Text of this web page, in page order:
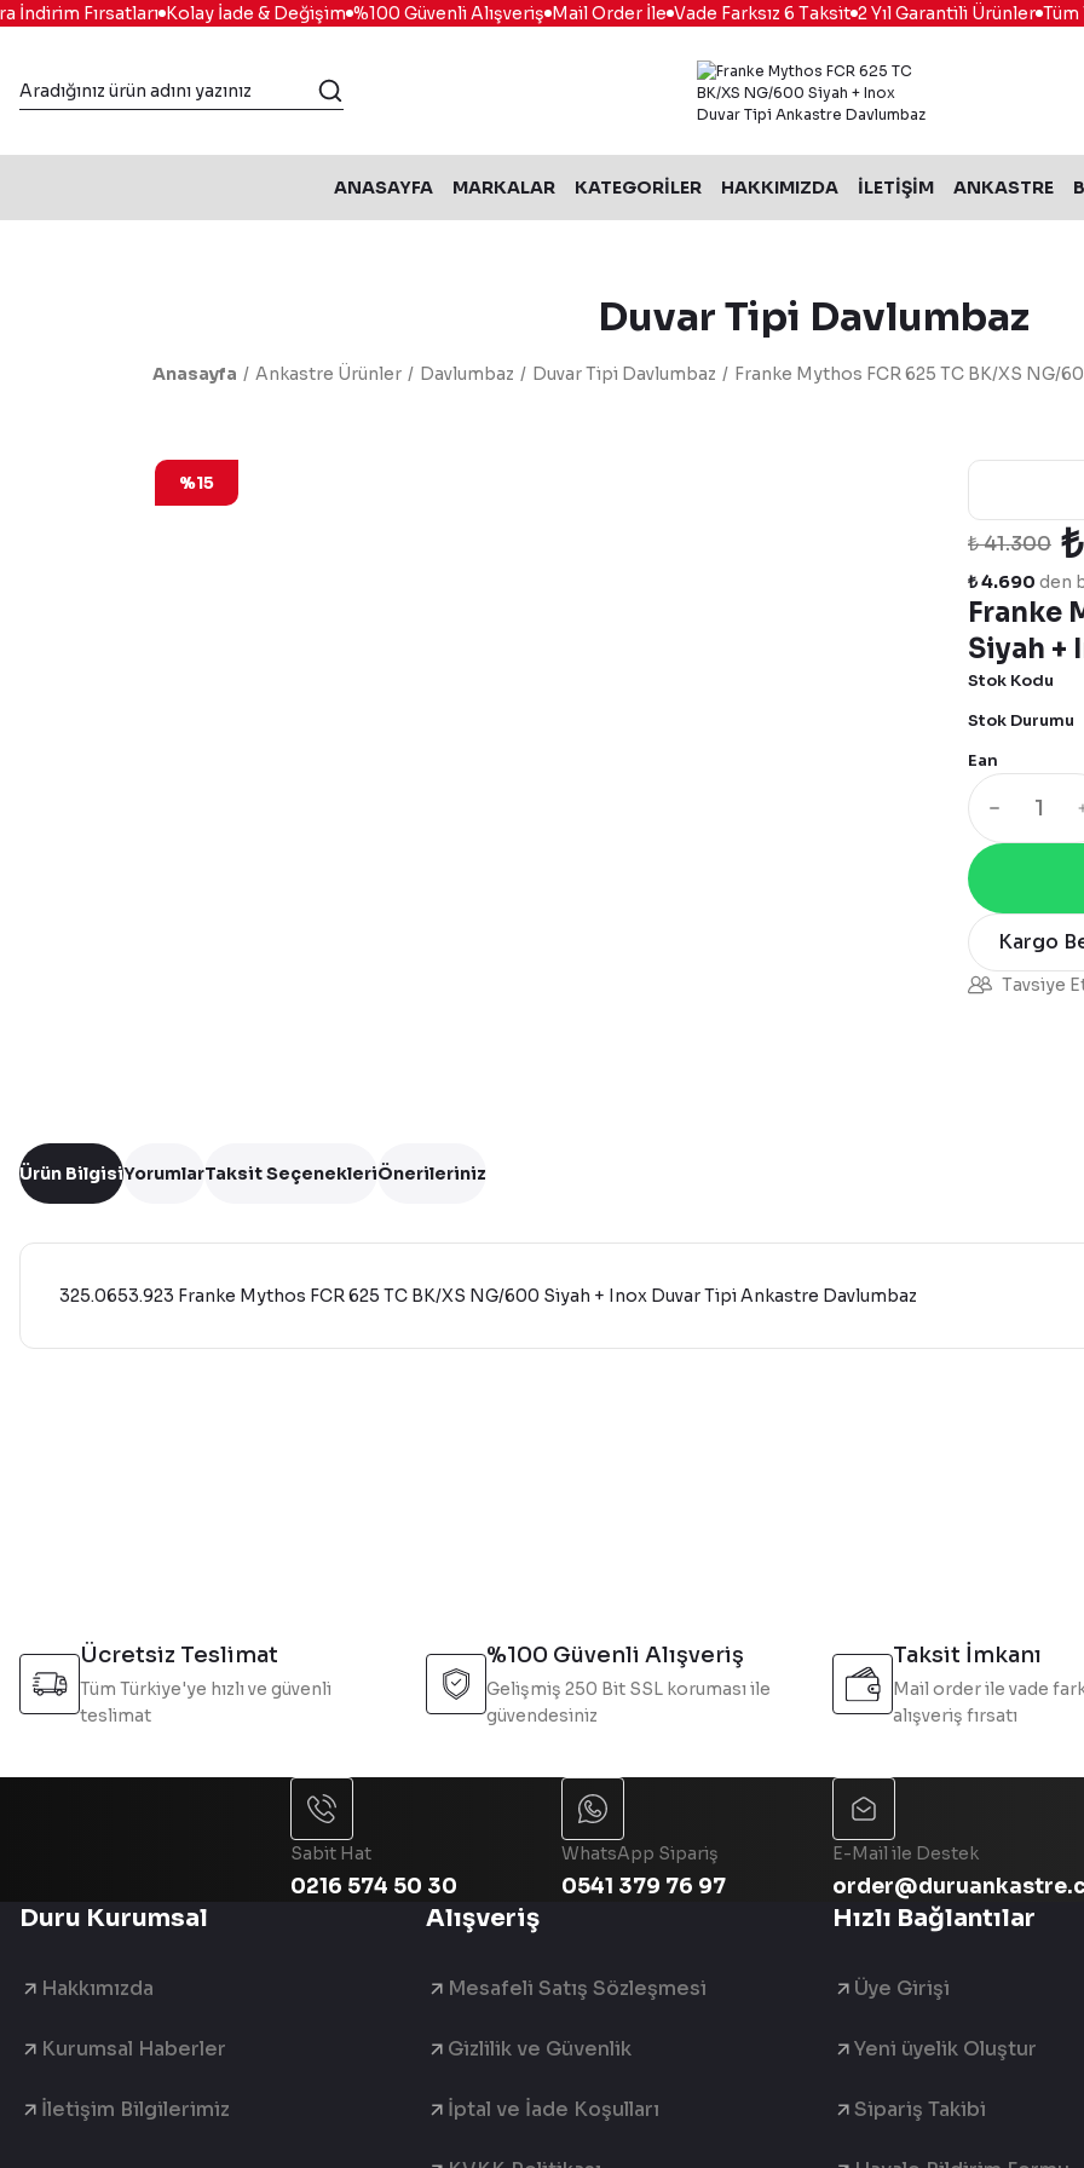
Fırsatları Kolay İade & Değişim %100 Güvenli Alışveriş Mail Order İle Vade Farksız 6 Taksit 2 Yıl Garantili Ürünler Tüm
ANASAYFA MARKALAR KATEGORİLER HAKKIMIZDA İLETİŞİM ANKASTRE
Duvar Tipi Davlumbaz
Anasayfa Ankastre Ürünler Davlumbaz Duvar Tipi Davlumbaz Franke Mythos FCR 625 TC BK/XS NG/
%15
Franke
Siyah +
₺ 41.300
₺ 4.690 den
Stok Kodu
Stok Durumu
Ean
Kargo
Tavsiye
Ürün BilgisiYorumlarTaksit SeçenekleriÖnerileriniz
325.0653.923 Franke Mythos FCR 625 TC BK/XS NG/600 Siyah + Inox Duvar Tipi Ankastre Davlumbaz
Bu ürüne benzer farklı alternatifler olmalı.
Ücretsiz Teslimat
Tüm Türkiye'ye hızlı ve güvenli
teslimat
%100 Güvenli Alışveriş
Gelişmiş 250 Bit SSL koruması ile
güvendesiniz
Taksit İmkanı
Mail order ile vade
alışveriş fırsatı
Sabit Hat
0216 574 50 30
WhatsApp Sipariş
0541 379 76 97
E-Mail ile Destek
Duru Kurumsal
Hakkımızda
Kurumsal Haberler
İletişim Bilgilerimiz
Alışveriş
Mesafeli Satış Sözleşmesi
Gizlilik ve Güvenlik
İptal ve İade Koşulları
Hızlı Bağlantılar
Üye Girişi
Yeni üyelik Oluştur
Sipariş Takibi